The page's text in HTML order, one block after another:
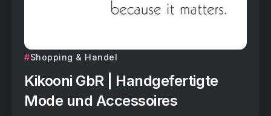
Shopping & Handel
Kikooni GbR | Handgefertigte
Mode und Accessoires